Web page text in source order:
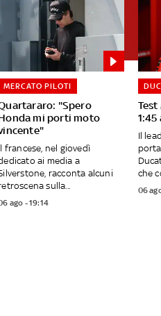
"Spero
mi porti moto
MERCATO PILOTI
francese, nel giovedì
ai media a
racconta alcuni
sulla...
ago - 19:14
Test
1:45
Il
che
06